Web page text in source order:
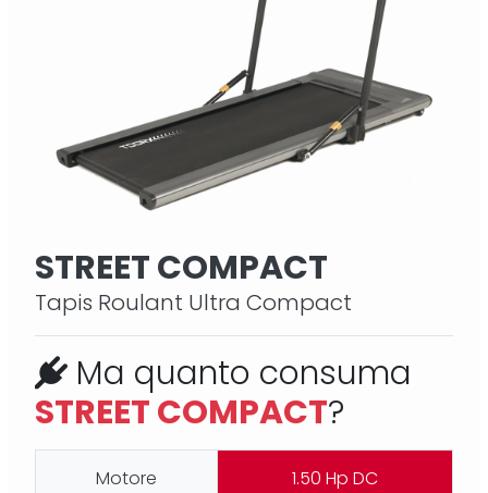
STREET COMPACT
Tapis Roulant Ultra Compact
Ma quanto consuma
STREET COMPACT?
Motore 1.50 Hp DC